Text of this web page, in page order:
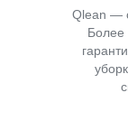
Qlean —
Более